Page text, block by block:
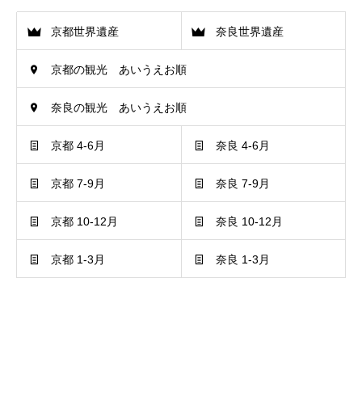
京都世界遺産 奈良世界遺産
京都の観光 あいうえお順
奈良の観光 あいうえお順
京都 4-6月 奈良 4-6月
京都 7-9月 奈良 7-9月
京都 10-12月 奈良 10-12月
京都 1-3月 奈良 1-3月